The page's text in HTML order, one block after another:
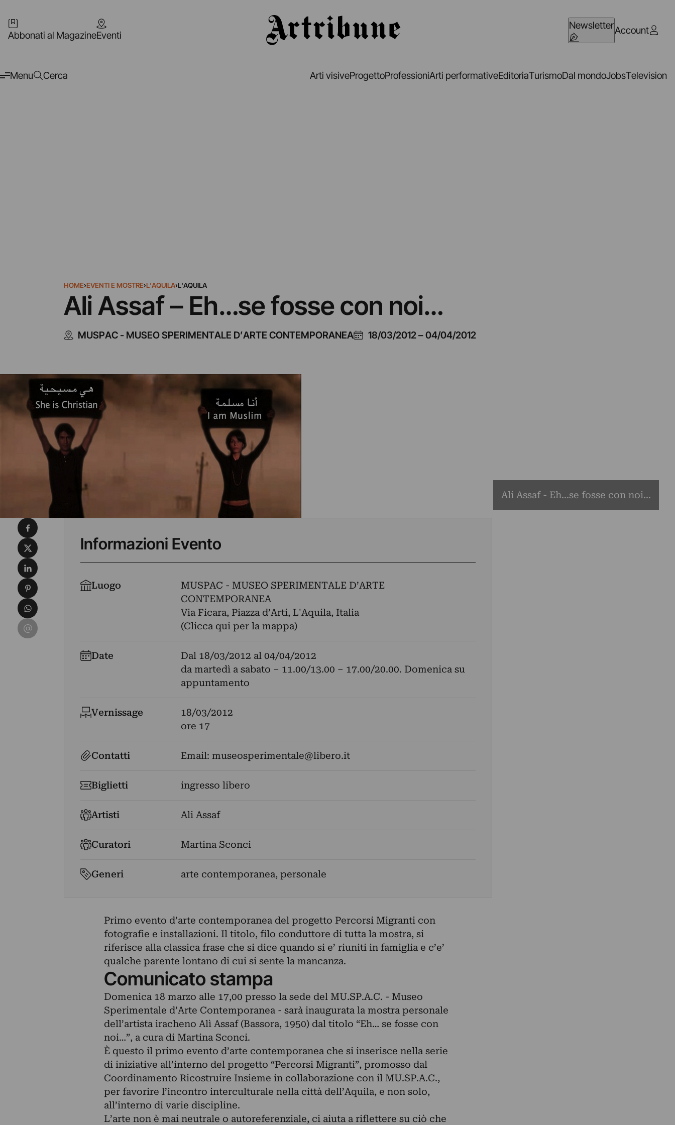
Abbonati al MagazineEventi
NewsletterAccount
Menu Cerca Arti visiveProgettoProfessioniArti performativeEditoriaTurismoDal mondoJobsTelevision
HOME›EVENTI E MOSTRE›L'AQUILA›L'AQUILA
Ali Assaf – Eh…se fosse con noi…
MUSPAC - MUSEO SPERIMENTALE D’ARTE CONTEMPORANEA 18/03/2012–04/04/2012
Ali Assaf - Eh...se fosse con noi...
Informazioni Evento
Luogo
MUSPAC - MUSEO SPERIMENTALE D’ARTE
CONTEMPORANEA
Via Ficara, Piazza d’Arti, L'Aquila, Italia
(Clicca qui per la mappa)
Date Dal 18/03/2012 al 04/04/2012
da martedì a sabato – 11.00/13.00 – 17.00/20.00. Domenica su
appuntamento
Vernissage
18/03/2012
ore 17
Contatti Email: museosperimentale@libero.it
Biglietti ingresso libero
Artisti Ali Assaf
Curatori Martina Sconci
Generi arte contemporanea, personale
Primo evento d’arte contemporanea del progetto Percorsi Migranti con
fotografie e installazioni. Il titolo, filo conduttore di tutta la mostra, si
riferisce alla classica frase che si dice quando si e’ riuniti in famiglia e c’e’
qualche parente lontano di cui si sente la mancanza.
Comunicato stampa
Domenica 18 marzo alle 17,00 presso la sede del MU.SP.A.C. - Museo
Sperimentale d’Arte Contemporanea - sarà inaugurata la mostra personale
dell’artista iracheno Alì Assaf (Bassora, 1950) dal titolo “Eh… se fosse con
noi…”, a cura di Martina Sconci.
È questo il primo evento d’arte contemporanea che si inserisce nella serie
di iniziative all’interno del progetto “Percorsi Migranti”, promosso dal
Coordinamento Ricostruire Insieme in collaborazione con il MU.SP.A.C.,
per favorire l’incontro interculturale nella città dell’Aquila, e non solo,
all’interno di varie discipline.
L’arte non è mai neutrale o autoreferenziale, ci aiuta a riflettere su ciò che
Condividi su Facebook
Condividi su X
Condividi su LinkedIn
Condividi su Pinterest
Condividi su WhatsApp
Condividi su Email